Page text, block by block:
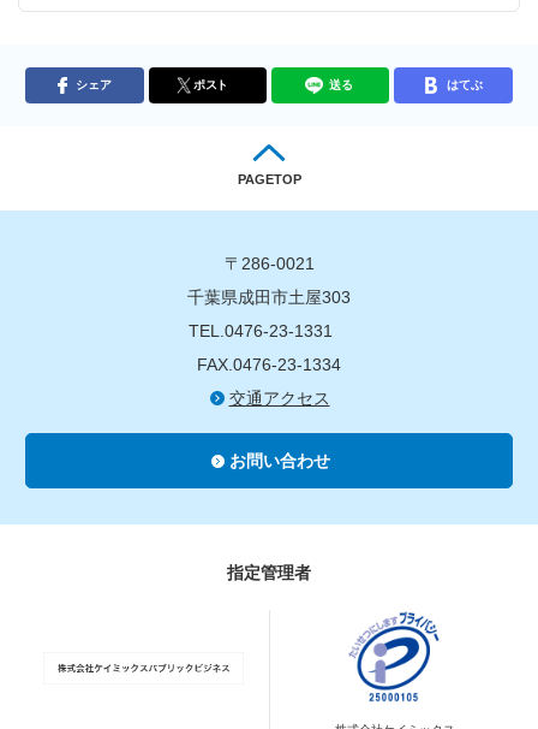
シェア ポスト 送る はてぶ
PAGETOP
〒286-0021
千葉県成田市土屋303
TEL.0476-23-1331
FAX.0476-23-1334
交通アクセス
お問い合わせ
指定管理者